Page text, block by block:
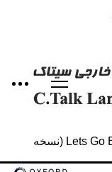
دانلود فایل های صوتی و تصویری Lets Go Begin 1 (نسخه